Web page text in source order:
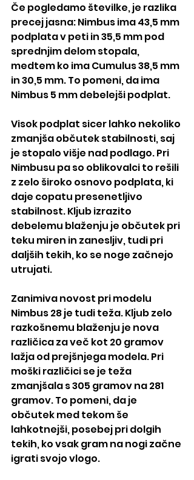
Če pogledamo številke, je razlika
precej jasna: Nimbus ima 43,5 mm
podplata v peti in 35,5 mm pod
sprednjim delom stopala,
medtem ko ima Cumulus 38,5 mm
in 30,5 mm. To pomeni, da ima
Nimbus 5 mm debelejši podplat.
Visok podplat sicer lahko nekoliko
zmanjša občutek stabilnosti, saj
je stopalo višje nad podlago. Pri
Nimbusu pa so oblikovalci to rešili
z zelo široko osnovo podplata, ki
daje copatu presenetljivo
stabilnost. Kljub izrazito
debelemu blaženju je občutek pri
teku miren in zanesljiv, tudi pri
daljših tekih, ko se noge začnejo
utrujati.
Zanimiva novost pri modelu
Nimbus 28 je tudi teža. Kljub zelo
razkošnemu blaženju je nova
različica za več kot 20 gramov
lažja od prejšnjega modela. Pri
moški različici se je teža
zmanjšala s 305 gramov na 281
gramov. To pomeni, da je
občutek med tekom še
lahkotnejši, posebej pri dolgih
tekih, ko vsak gram na nogi začne
igrati svojo vlogo.